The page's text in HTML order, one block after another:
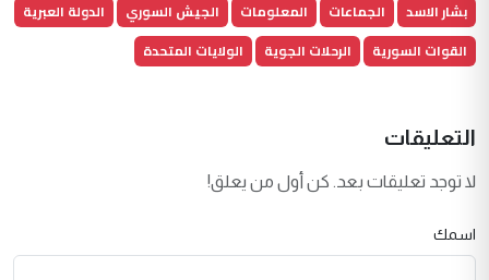
بشار الاسد الجماعات المعلومات الجيش السوري
الدولة العبرية
القوات السورية
الرحلات الجوية الولايات المتحدة
التعليقات
لا توجد تعليقات بعد. كن أول من يعلق!
اسمك